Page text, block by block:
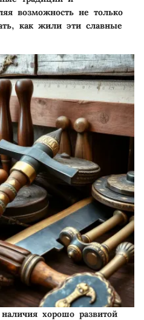
возможность не только
как жили эти славные
хорошо развитой